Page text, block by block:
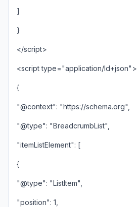
]
}
</script>
<script type="application/ld+json">
{
"@context": "https://schema.org",
"@type": "BreadcrumbList",
"itemListElement": [
{
"@type": "ListItem",
"position": 1,